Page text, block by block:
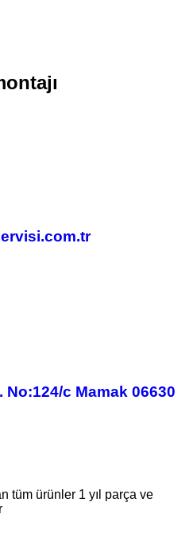
c Mamak 06630
tüm ürünler 1 yıl parça ve